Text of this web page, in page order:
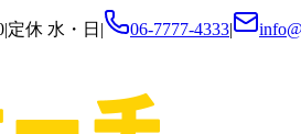
|定休 水・日 | 06-7777-4333|